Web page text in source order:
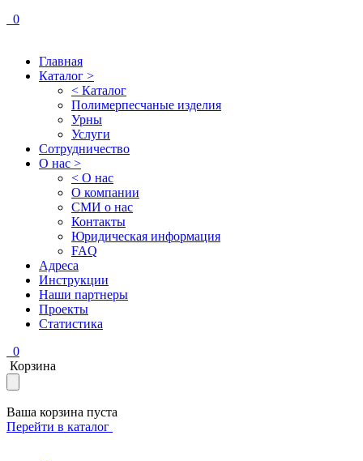
0
Главная
Каталог >
< Каталог
Полимерпесчаные изделия
Урны
Услуги
Сотрудничество
О нас >
< О нас
О компании
СМИ о нас
Контакты
Юридическая информация
FAQ
Адреса
Инструкции
Наши партнеры
Проекты
Статистика
0
Корзина
Ваша корзина пуста
Перейти в каталог